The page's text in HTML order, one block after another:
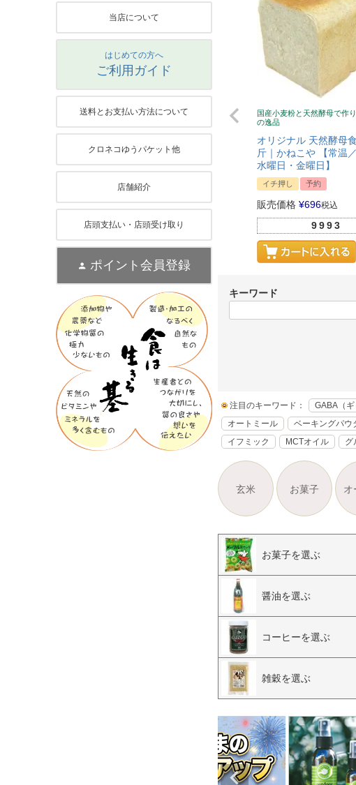
当店について
はじめての方へ
ご利用ガイド
送料とお支払い方法について
クロネコゆうパケット他
店舗紹介
店頭支払い・店頭受け取り
ポイント会員登録
国産小麦粉と天然酵母で作
の逸品
オリジナル 天然酵母
斤｜かねこや 【常温
水曜日・金曜日】
イチ押し 予約
販売価格 ¥696税込
9993
キーワード
注目のキーワード： GABA（ギ
オートミール
ベーキングパウ
イフミック
MCTオイル グ
玄米 お菓子 オ
お菓子を選ぶ
醤油を選ぶ
コーヒーを選ぶ
雑穀を選ぶ